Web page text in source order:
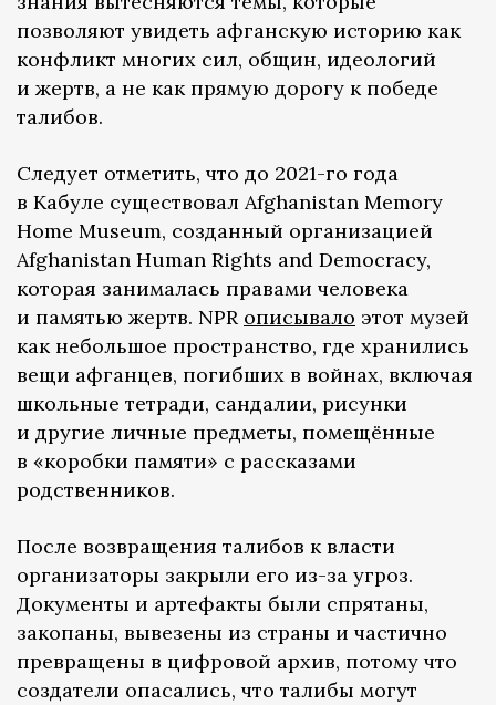
позволяют увидеть афганскую историю как
конфликт многих сил, общин, идеологий
и жертв, а не как прямую дорогу к победе
талибов.
Следует отметить, что до 2021-го года
в Кабуле существовал Afghanistan Memory
Home Museum, созданный организацией
Afghanistan Human Rights and Democracy,
которая занималась правами человека
и памятью жертв. NPR описывало этот музей
как небольшое пространство, где хранились
вещи афганцев, погибших в войнах, включая
школьные тетради, сандалии, рисунки
и другие личные предметы, помещённые
в «коробки памяти» с рассказами
родственников.
После возвращения талибов к власти
организаторы закрыли его из-за угроз.
Документы и артефакты были спрятаны,
закопаны, вывезены из страны и частично
превращены в цифровой архив, потому что
создатели опасались, что талибы могут